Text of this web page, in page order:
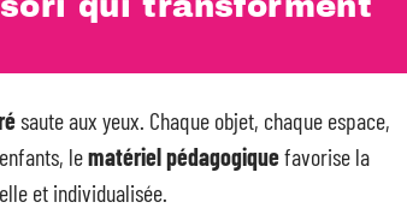
saute aux yeux. Chaque objet, chaque espace,
lematériel pédagogiquefavorise la
et individualisée.